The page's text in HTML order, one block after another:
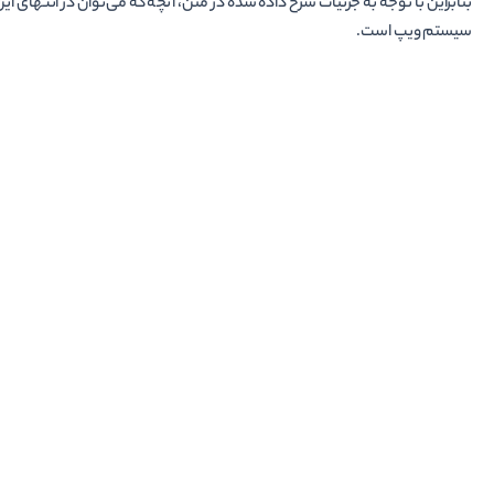
سیستم ویپ است.